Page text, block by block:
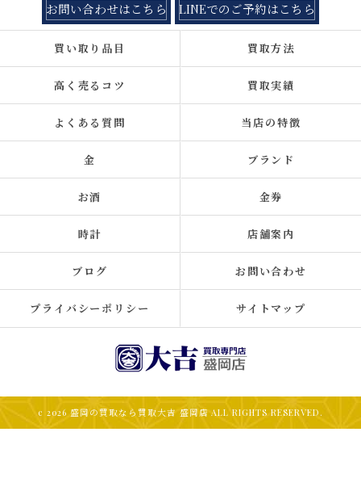
お問い合わせはこちら LINEでのご予約はこちら
買い取り品目 買取方法
高く売るコツ 買取実績
よくある質問 当店の特徴
金 ブランド
お酒 金券
時計 店舗案内
ブログ お問い合わせ
プライバシーポリシー サイトマップ
c 2026 盛岡の買取なら買取大吉 盛岡店 ALL RIGHTS RESERVED.